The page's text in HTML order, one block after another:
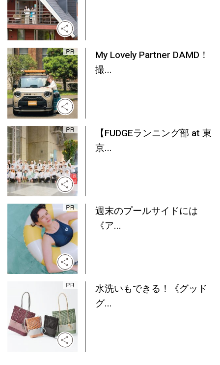
My Lovely Partner DAMD！
撮...
【FUDGEランニング部 at 東
京...
週末のプールサイドには
《ア...
水洗いもできる！《グッド
グ...